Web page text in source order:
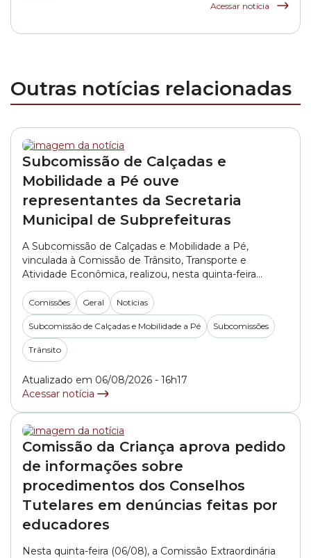
Acessar notícia
Outras notícias relacionadas
Subcomissão de Calçadas e
Mobilidade a Pé ouve
representantes da Secretaria
Municipal de Subprefeituras
A Subcomissão de Calçadas e Mobilidade a Pé,
vinculada à Comissão de Trânsito, Transporte e
Atividade Econômica, realizou, nesta quinta-feira
(06/08), a primeira reunião do segundo semestre de
2026. No encontro, os vereadores ouviram
representantes da SMSUB (Secretaria Municipal das
Subprefeituras). A pasta foi representada pelo
engenheiro Alexandre Martini e pelo arquiteto Rodolfo
Comissões Geral Notícias
Subcomissão de Calçadas e Mobilidade a Pé Subcomissões
Trânsito
Atualizado em 06/08/2026 - 16h17
Acessar notícia
Comissão da Criança aprova pedido
de informações sobre
procedimentos dos Conselhos
Tutelares em denúncias feitas por
educadores
Nesta quinta-feira (06/08), a Comissão Extraordinária